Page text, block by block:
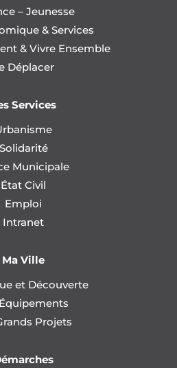
– Jeunesse
& Services
& Vivre Ensemble
Déplacer
Services
Solidarité
Municipale
État Civil
Emploi
Intranet
Ma Ville
et Découverte
Projets